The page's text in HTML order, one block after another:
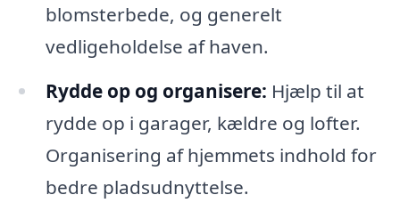
blomsterbede, og generelt
vedligeholdelse af haven.
Rydde op og organisere: Hjælp til at
rydde op i garager, kældre og lofter.
Organisering af hjemmets indhold for
bedre pladsudnyttelse.